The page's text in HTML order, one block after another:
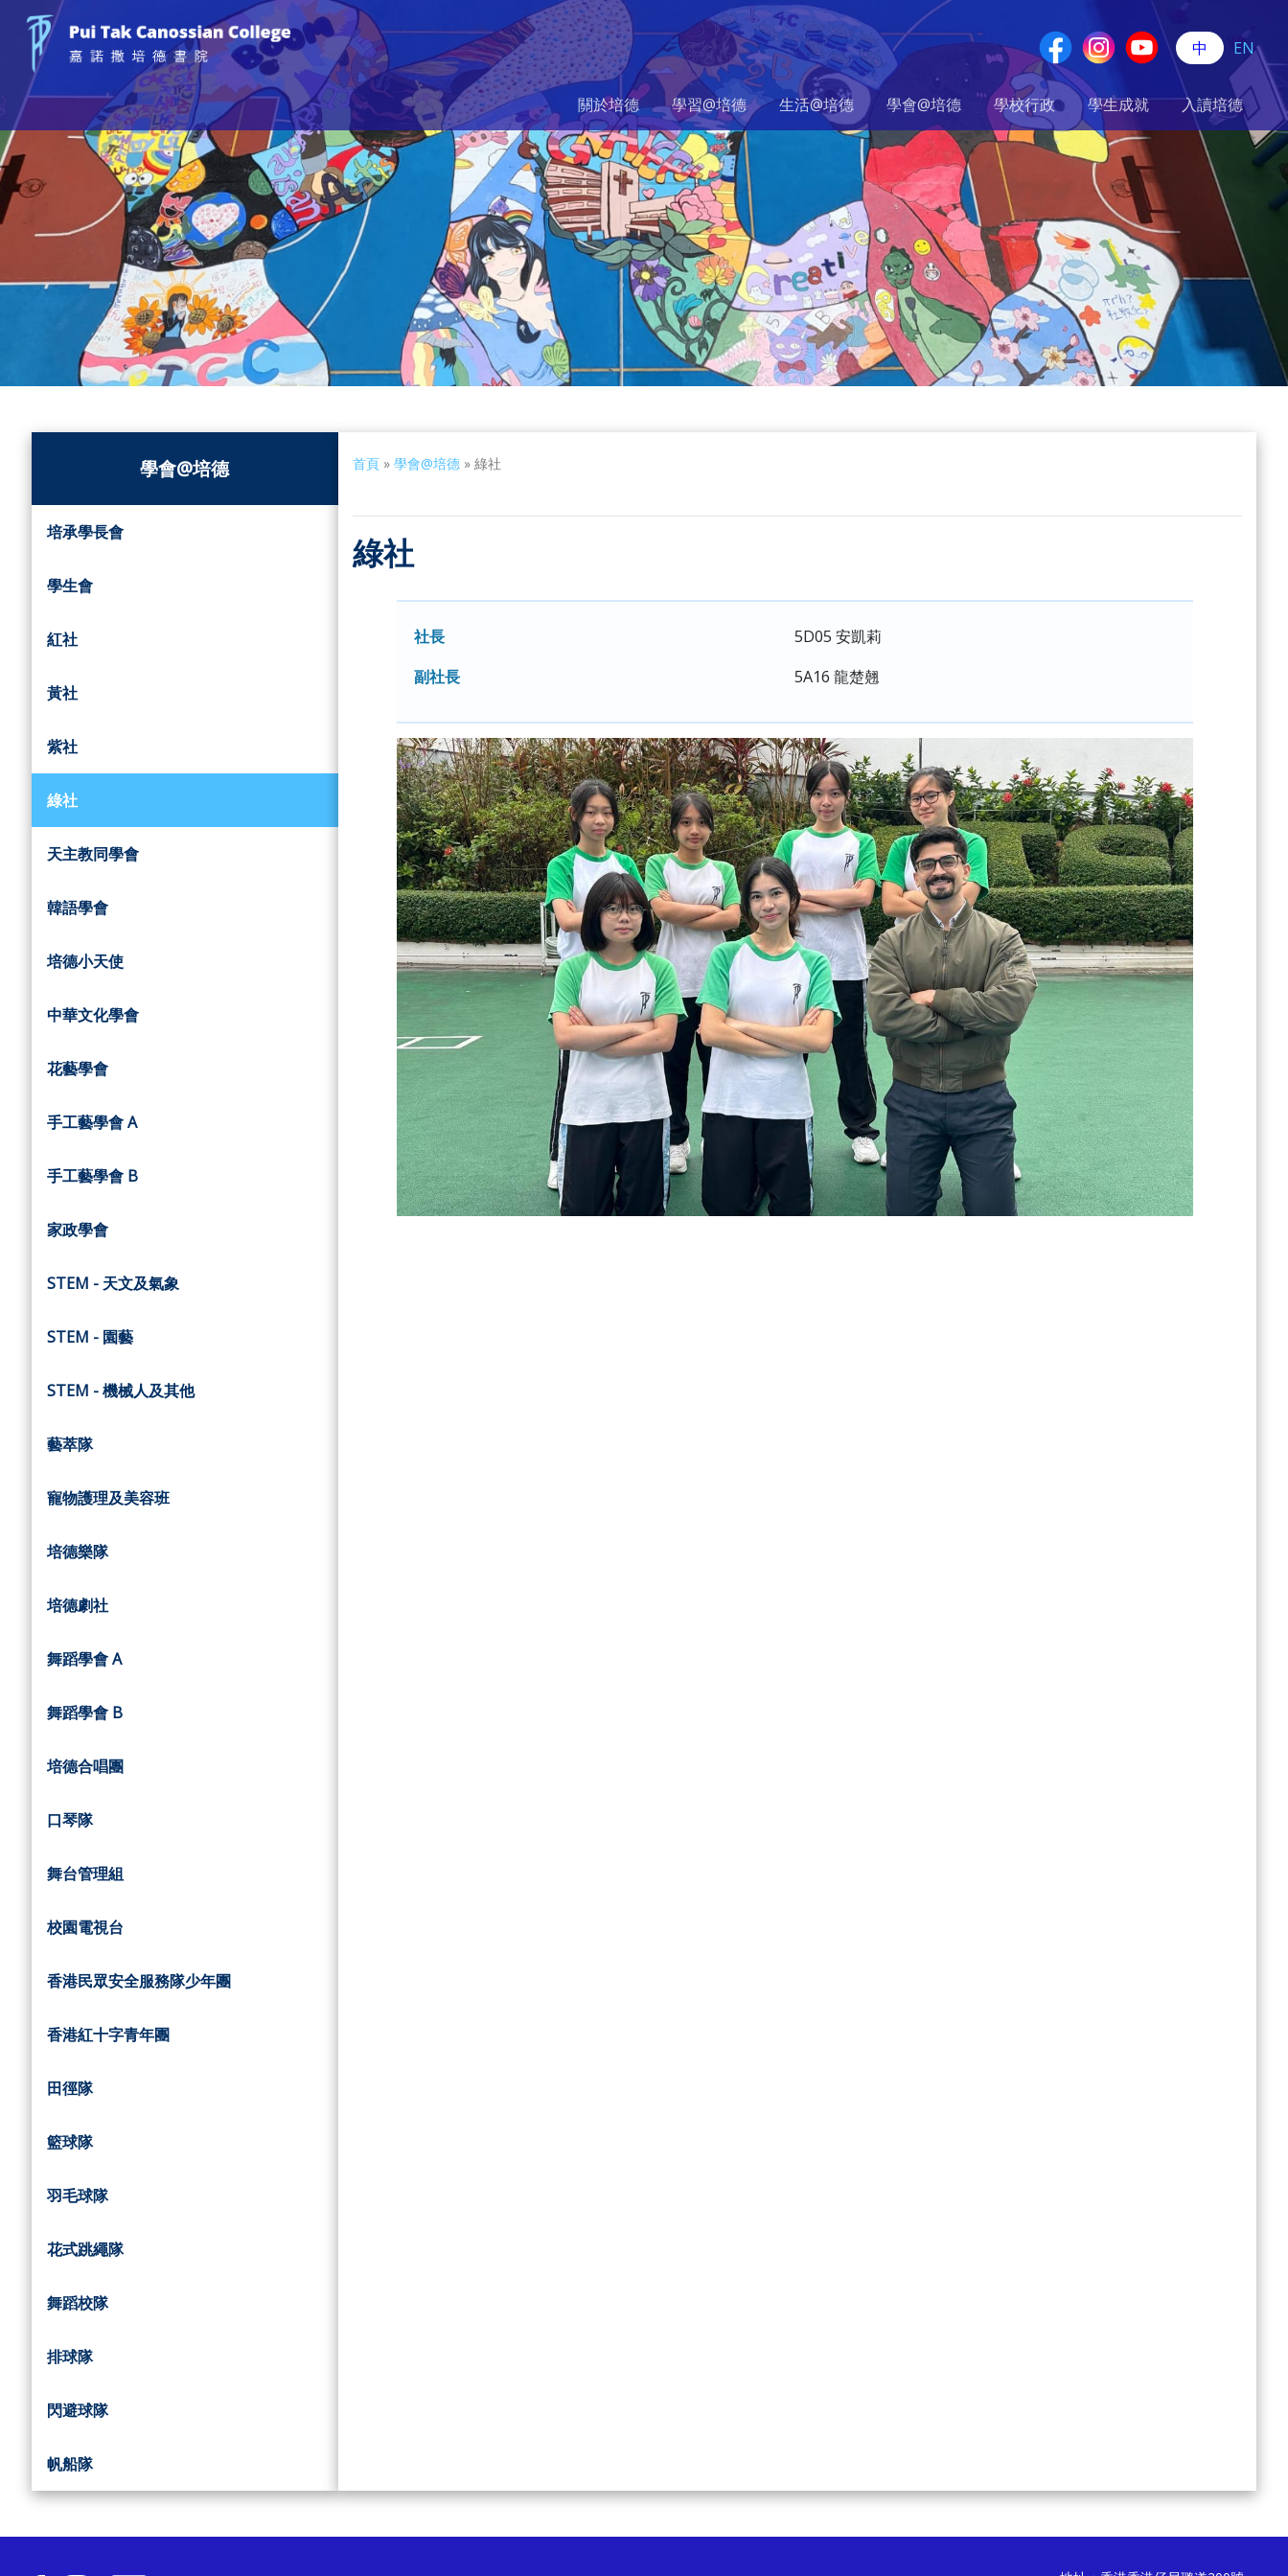
關於培德 學習@培德 生活@培德 學會@培德 學校行政 學生成就 入讀培德
中 EN
學會@培德
培承學長會
學生會
紅社
黃社
紫社
綠社
天主教同學會
韓語學會
培德小天使
中華文化學會
花藝學會
手工藝學會 A
手工藝學會 B
家政學會
STEM - 天文及氣象
STEM - 園藝
STEM - 機械人及其他
藝萃隊
寵物護理及美容班
培德樂隊
培德劇社
舞蹈學會 A
舞蹈學會 B
培德合唱團
口琴隊
舞台管理組
校園電視台
香港民眾安全服務隊少年團
香港紅十字青年團
田徑隊
籃球隊
羽毛球隊
花式跳繩隊
舞蹈校隊
排球隊
閃避球隊
帆船隊
首頁» 學會@培德» 綠社
綠社
社長
5D05 安凱莉
副社長
5A16 龍楚翹